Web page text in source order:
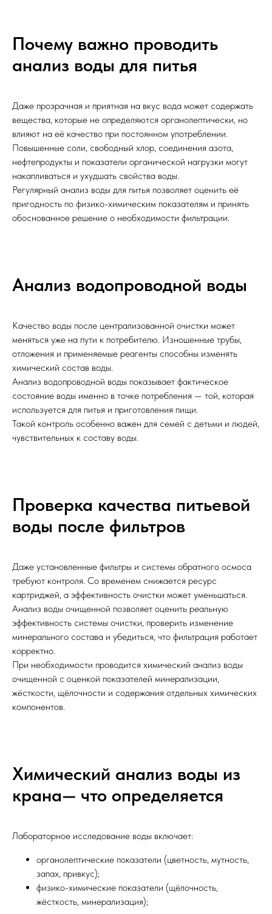
Почему важно проводить
анализ воды для питья
Даже прозрачная и приятная на вкус вода может содержать
вещества, которые не определяются органолептически, но
влияют на её качество при постоянном употреблении.
Повышенные соли, свободный хлор, соединения азота,
нефтепродукты и показатели органической нагрузки могут
накапливаться и ухудшать свойства воды.
Регулярный анализ воды для питья позволяет оценить её
пригодность по физико-химическим показателям и принять
обоснованное решение о необходимости фильтрации.
Анализ водопроводной воды
Качество воды после централизованной очистки может
меняться уже на пути к потребителю. Изношенные трубы,
отложения и применяемые реагенты способны изменять
химический состав воды.
Анализ водопроводной воды показывает фактическое
состояние воды именно в точке потребления — той, которая
используется для питья и приготовления пищи.
Такой контроль особенно важен для семей с детьми и людей,
чувствительных к составу воды.
Проверка качества питьевой
воды после фильтров
Даже установленные фильтры и системы обратного осмоса
требуют контроля. Со временем снижается ресурс
картриджей, а эффективность очистки может уменьшаться.
Анализ воды очищенной позволяет оценить реальную
эффективность системы очистки, проверить изменение
минерального состава и убедиться, что фильтрация работает
корректно.
При необходимости проводится химический анализ воды
очищенной с оценкой показателей минерализации,
жёсткости, щёлочности и содержания отдельных химических
компонентов.
Химический анализ воды из
крана— что определяется
Лабораторное исследование воды включает:
органолептические показатели (цветность, мутность,
запах, привкус);
физико-химические показатели (щёлочность,
жёсткость, минерализация);